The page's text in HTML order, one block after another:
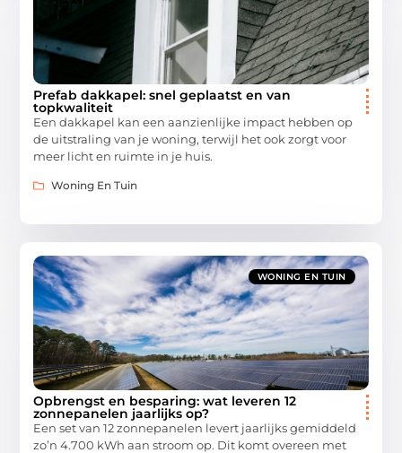
Prefab dakkapel: snel geplaatst en van
topkwaliteit
Een dakkapel kan een aanzienlijke impact hebben op
de uitstraling van je woning, terwijl het ook zorgt voor
meer licht en ruimte in je huis.
Woning En Tuin
WONING EN TUIN
Opbrengst en besparing: wat leveren 12
zonnepanelen jaarlijks op?
Een set van 12 zonnepanelen levert jaarlijks gemiddeld
zo’n 4.700 kWh aan stroom op. Dit komt overeen met